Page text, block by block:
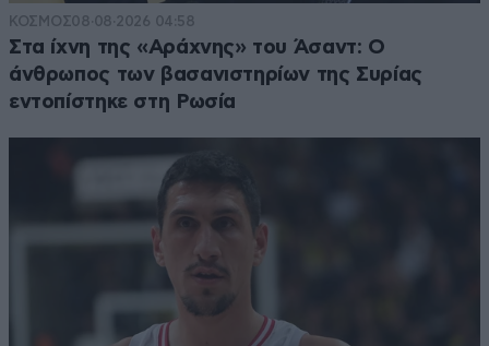
ΚΟΣΜΟΣ08·08·2026 04:58
Στα ίχνη της «Αράχνης» του Άσαντ: Ο
άνθρωπος των βασανιστηρίων της Συρίας
εντοπίστηκε στη Ρωσία